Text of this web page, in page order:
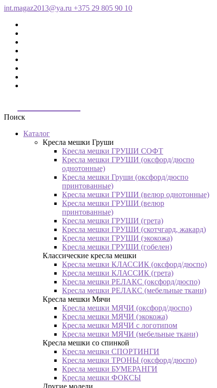
int.magaz2013@ya.ru +375 29 805 90 10
Поиск
Каталог
Кресла мешки Груши
Кресла мешки ГРУШИ СОФТ
Кресла мешки ГРУШИ (оксфорд/дюспо
однотонные)
Кресла мешки Груши (оксфорд/дюспо
принтованные)
Кресла мешки ГРУШИ (велюр однотонные)
Кресла мешки ГРУШИ (велюр
принтованные)
Кресла мешки ГРУШИ (грета)
Кресла мешки ГРУШИ (скотчгард, жакард)
Кресла мешки ГРУШИ (экокожа)
Кресла мешки ГРУШИ (гобелен)
Классические кресла мешки
Кресла мешки КЛАССИК (оксфорд/дюспо)
Кресла мешки КЛАССИК (грета)
Креслa мешки РЕЛАКС (оксфорд/дюспо)
Креслa мешки РЕЛАКС (мебельные ткани)
Кресла мешки Мячи
Кресла мешки МЯЧИ (оксфорд/дюспо)
Кресла мешки МЯЧИ (экокожа)
Кресла мешки МЯЧИ с логотипом
Кресла мешки МЯЧИ (мебельные ткани)
Кресла мешки со спинкой
Кресла мешки СПОРТИНГИ
Кресла мешки ТРОНЫ (оксфорд/дюспо)
Кресла мешки БУМЕРАНГИ
Кресла мешки ФОКСЫ
Другие модели